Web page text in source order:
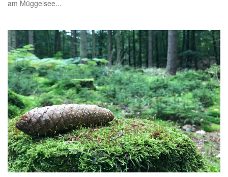
am Müggelsee...